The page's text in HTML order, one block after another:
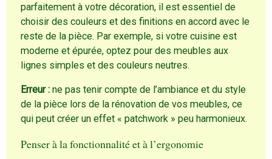
parfaitement à votre décoration, il est essentiel de
choisir des couleurs et des finitions en accord avec le
reste de la pièce. Par exemple, si votre cuisine est
moderne et épurée, optez pour des meubles aux
lignes simples et des couleurs neutres.
Erreur : ne pas tenir compte de l’ambiance et du style
de la pièce lors de la rénovation de vos meubles, ce
qui peut créer un effet « patchwork » peu harmonieux.
Penser à la fonctionnalité et à l’ergonomie